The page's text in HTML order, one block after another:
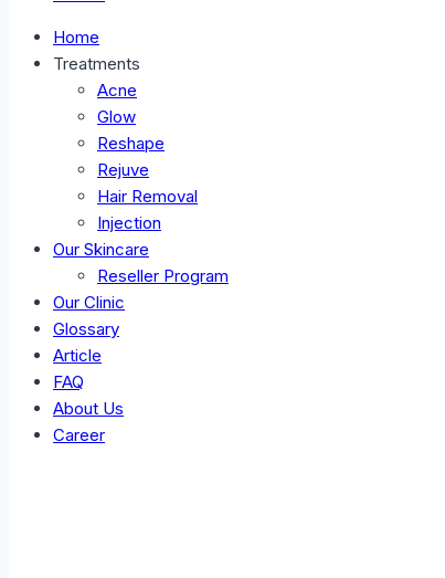
Home
Treatments
Acne
Glow
Reshape
Rejuve
Hair Removal
Injection
Our Skincare
Reseller Program
Our Clinic
Glossary
Article
FAQ
About Us
Career